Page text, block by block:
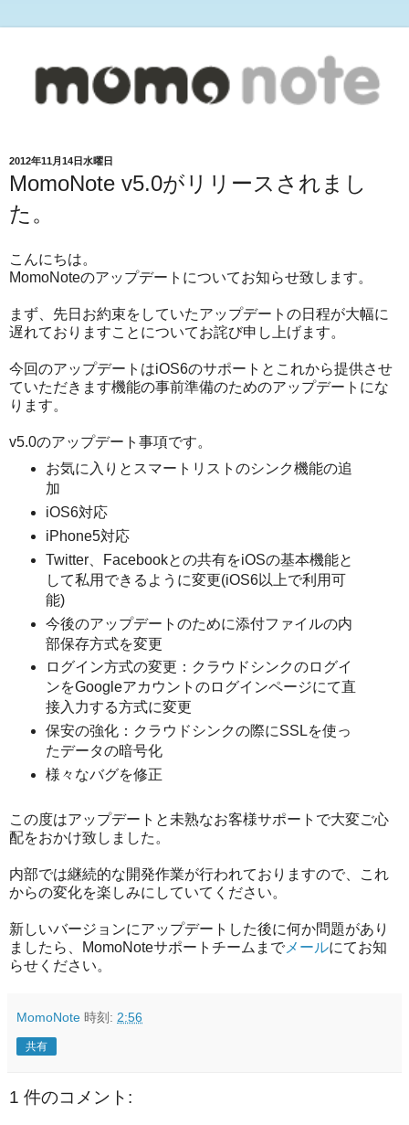
2012年11月14日水曜日
MomoNote v5.0がリリースされまし
た。
こんにちは。
MomoNoteのアップデートについてお知らせ致します。
まず、先日お約束をしていたアップデートの日程が大幅に
遅れておりますことについてお詫び申し上げます。
今回のアップデートはiOS6のサポートとこれから提供させ
ていただきます機能の事前準備のためのアップデートにな
ります。
v5.0のアップデート事項です。
お気に入りとスマートリストのシンク機能の追
加
iOS6対応
iPhone5対応
Twitter、Facebookとの共有をiOSの基本機能と
して私用できるように変更(iOS6以上で利用可
能)
今後のアップデートのために添付ファイルの内
部保存方式を変更
ログイン方式の変更：クラウドシンクのログイ
ンをGoogleアカウントのログインページにて直
接入力する方式に変更
保安の強化：クラウドシンクの際にSSLを使っ
たデータの暗号化
様々なバグを修正
この度はアップデートと未熟なお客様サポートで大変ご心
配をおかけ致しました。
内部では継続的な開発作業が行われておりますので、これ
からの変化を楽しみにしていてください。
新しいバージョンにアップデートした後に何か問題があり
ましたら、MomoNoteサポートチームまで メールにてお知
らせください。
MomoNote 時刻: 2:56
共有
1 件のコメント: